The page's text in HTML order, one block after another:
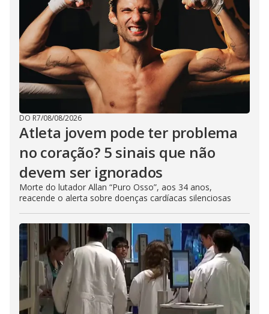
DO R7/08/08/2026
Atleta jovem pode ter problema
no coração? 5 sinais que não
devem ser ignorados
Morte do lutador Allan “Puro Osso”, aos 34 anos,
reacende o alerta sobre doenças cardíacas silenciosas